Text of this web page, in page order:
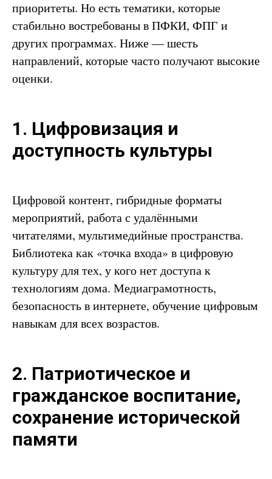
приоритеты. Но есть тематики, которые
стабильно востребованы в ПФКИ, ФПГ и
других программах. Ниже — шесть
направлений, которые часто получают высокие
оценки.
1. Цифровизация и
доступность культуры
Цифровой контент, гибридные форматы
мероприятий, работа с удалёнными
читателями, мультимедийные пространства.
Библиотека как «точка входа» в цифровую
культуру для тех, у кого нет доступа к
технологиям дома. Медиаграмотность,
безопасность в интернете, обучение цифровым
навыкам для всех возрастов.
2. Патриотическое и
гражданское воспитание,
сохранение исторической
памяти